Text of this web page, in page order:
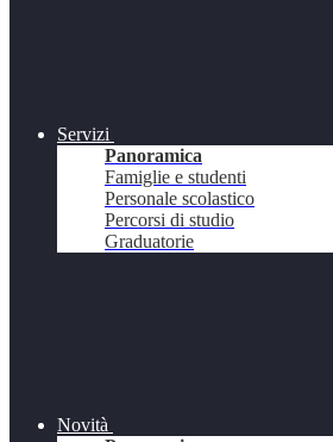
Servizi
Panoramica
Famiglie e studenti
Personale scolastico
Percorsi di studio
Graduatorie
Novità